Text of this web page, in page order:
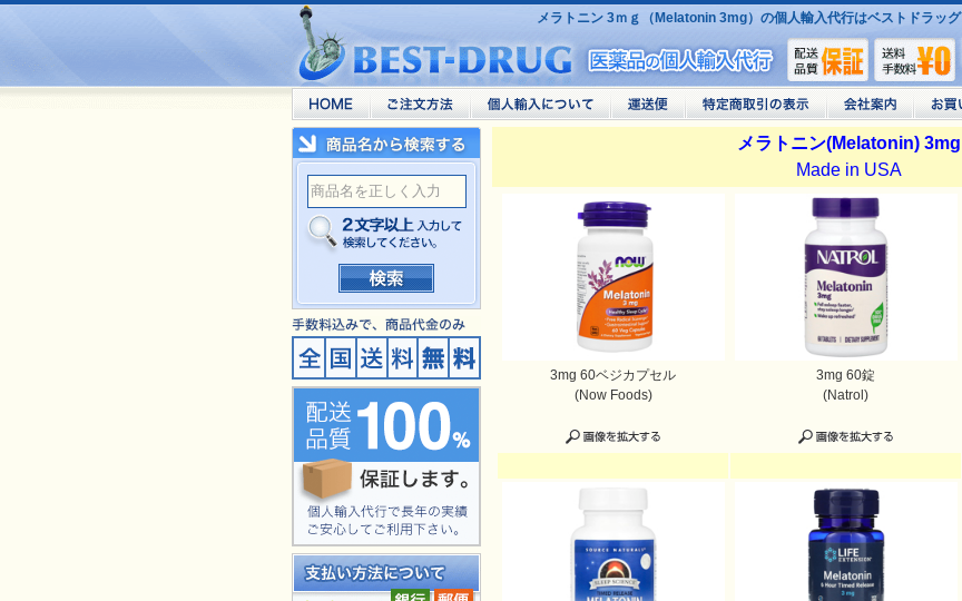
メラトニン 3ｍｇ（Melatonin 3mg）の個人輸入代行はベストドラッグ
メラトニン(Melatonin) 3mg
Made in USA
3mg 60ベジカプセル
(Now Foods)
3mg 60錠
(Natrol)